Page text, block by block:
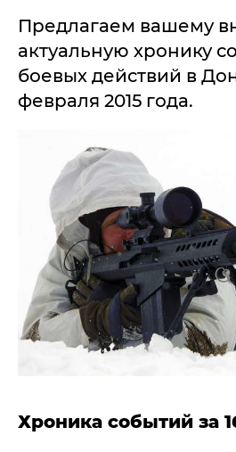
Предлагаем вашему
актуальную хронику
боевых действий в
февраля 2015 года.
Хроника событий за